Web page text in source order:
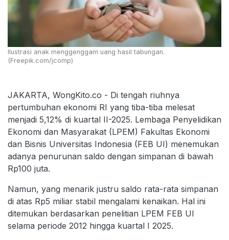
Ilustrasi anak menggenggam uang hasil tabungan.
(Freepik.com/jcomp)
JAKARTA, WongKito.co - Di tengah riuhnya
pertumbuhan ekonomi RI yang tiba-tiba melesat
menjadi 5,12% di kuartal II-2025. Lembaga Penyelidikan
Ekonomi dan Masyarakat (LPEM) Fakultas Ekonomi
dan Bisnis Universitas Indonesia (FEB UI) menemukan
adanya penurunan saldo dengan simpanan di bawah
Rp100 juta.
Namun, yang menarik justru saldo rata-rata simpanan
di atas Rp5 miliar stabil mengalami kenaikan. Hal ini
ditemukan berdasarkan penelitian LPEM FEB UI
selama periode 2012 hingga kuartal I 2025.